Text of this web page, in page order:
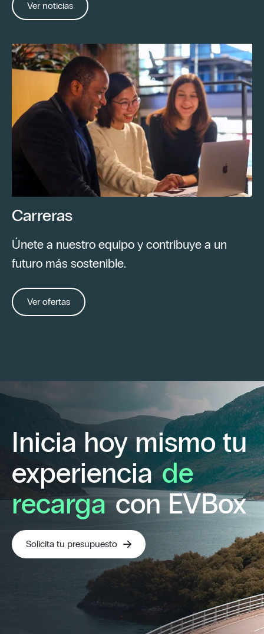
Ver noticias
Carreras
Únete a nuestro equipo y contribuye a un
futuro más sostenible.
Ver ofertas
Inicia hoy mismo tu
experienciade
recargacon EVBox
Solicita tu presupuesto